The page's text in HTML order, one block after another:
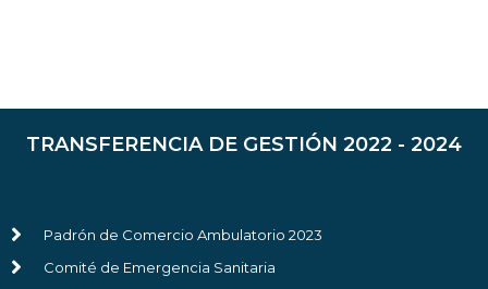
TRANSFERENCIA DE GESTIÓN 2022 - 2024
Padrón de Comercio Ambulatorio 2023
Comité de Emergencia Sanitaria